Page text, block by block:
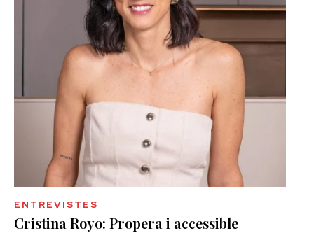
ENTREVISTES
Cristina Royo: Propera i accessible